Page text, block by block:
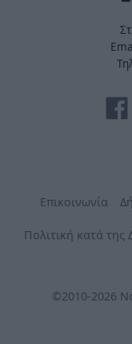
Επικοινωνία
Πολιτική κατά της
©2010-2026